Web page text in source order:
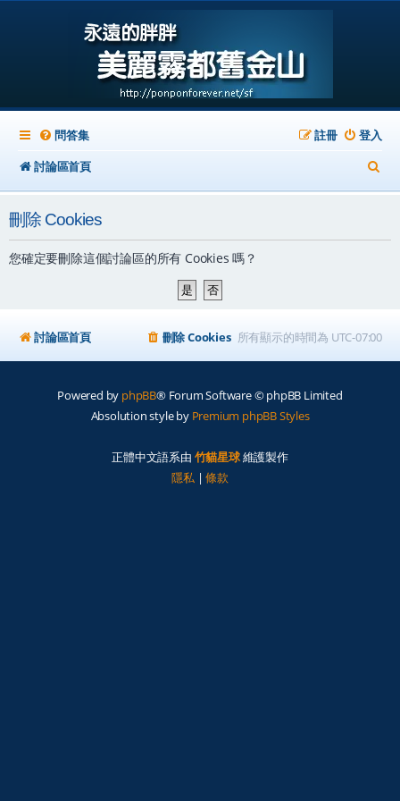
問答集 登入
註冊
討論區首頁
尋
刪除 Cookies
您確定要刪除這個討論區的所有 Cookies 嗎？
討論區首頁 所有顯示的時間為 UTC-07:00
刪除 Cookies
Powered by phpBB® Forum Software © phpBB Limited
Absolution style by Premium phpBB Styles
正體中文語系由 竹貓星球維護製作
隱私|條款